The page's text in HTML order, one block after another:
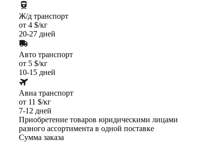
Ж/д транспорт
от 4 $/кг
20-27 дней
Авто транспорт
от 5 $/кг
10-15 дней
Авиа транспорт
от 11 $/кг
7-12 дней
Приобретение товаров юридическими лицами
разного ассортимента в одной поставке
Сумма заказа